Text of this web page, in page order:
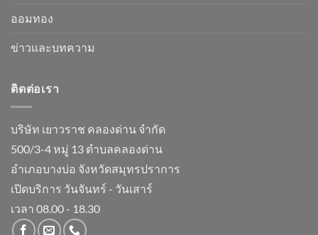
ออมทอง
ข่าวและบทความ
ติดต่อเรา
บริษัท เยาวราช คลองด่าน จำกัด
500/3-4 หมู่ 13 ตำบลคลองด่าน
อำเภอบางบ่อ จังหวัดสมุทรปราการ
เปิดบริการ วันจันทร์ - วันเสาร์
เวลา 08.00 - 18.30